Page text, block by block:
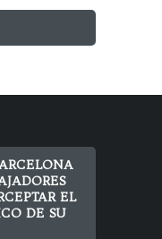
EL
DE SU